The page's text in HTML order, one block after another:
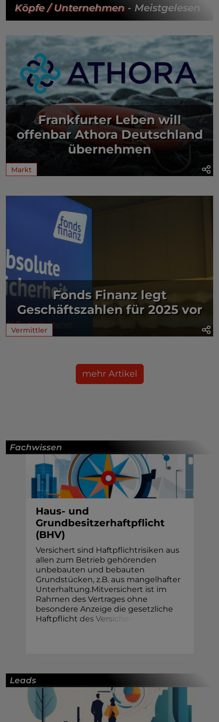
Köpfe / Unternehmen- Meistgelesen
Frankfurter Leben will
offenbar Athora Deutschland
übernehmen
Markt
Fonds Finanz legt
Geschäftszahlen für 2025 vor
Vermittler
mehr Artikel
Fachwissen
Haus- und
Grundbesitzerhaftpflicht
(BHV)
Versichert sind Haftpflichtrisiken aus
allen zum Betrieb gehörenden
unbebauten und bebauten
Grundstücken, z.B. aus mangelhafter
Unterhaltung.Mitversichert ist im
Rahmen des Vertrages ohne
besondere Anzeige die gesetzliche
Haftpflicht des Versich
Leads